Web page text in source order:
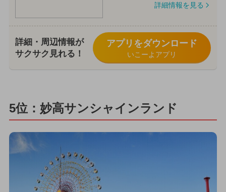
詳細情報を見る
詳細・周辺情報が
サクサク見れる！
アプリをダウンロード
いこーよアプリ
5位：妙高サンシャインランド